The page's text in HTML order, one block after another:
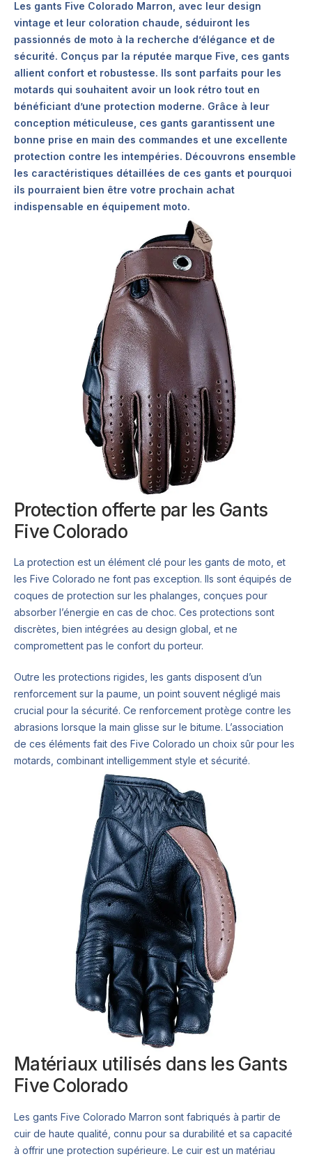
Les gants Five Colorado Marron, avec leur design
vintage et leur coloration chaude, séduiront les
passionnés de moto à la recherche d’élégance et de
sécurité. Conçus par la réputée marque Five, ces gants
allient confort et robustesse. Ils sont parfaits pour les
motards qui souhaitent avoir un look rétro tout en
bénéficiant d’une protection moderne. Grâce à leur
conception méticuleuse, ces gants garantissent une
bonne prise en main des commandes et une excellente
protection contre les intempéries. Découvrons ensemble
les caractéristiques détaillées de ces gants et pourquoi
ils pourraient bien être votre prochain achat
indispensable en équipement moto.
Protection offerte par les Gants
Five Colorado
La protection est un élément clé pour les gants de moto, et
les Five Colorado ne font pas exception. Ils sont équipés de
coques de protection sur les phalanges, conçues pour
absorber l’énergie en cas de choc. Ces protections sont
discrètes, bien intégrées au design global, et ne
compromettent pas le confort du porteur.
Outre les protections rigides, les gants disposent d’un
renforcement sur la paume, un point souvent négligé mais
crucial pour la sécurité. Ce renforcement protège contre les
abrasions lorsque la main glisse sur le bitume. L’association
de ces éléments fait des Five Colorado un choix sûr pour les
motards, combinant intelligemment style et sécurité.
Matériaux utilisés dans les Gants
Five Colorado
Les gants Five Colorado Marron sont fabriqués à partir de
cuir de haute qualité, connu pour sa durabilité et sa capacité
à offrir une protection supérieure. Le cuir est un matériau